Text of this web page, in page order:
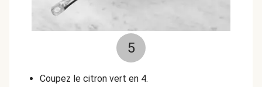
5
Coupez le citron vert en 4.